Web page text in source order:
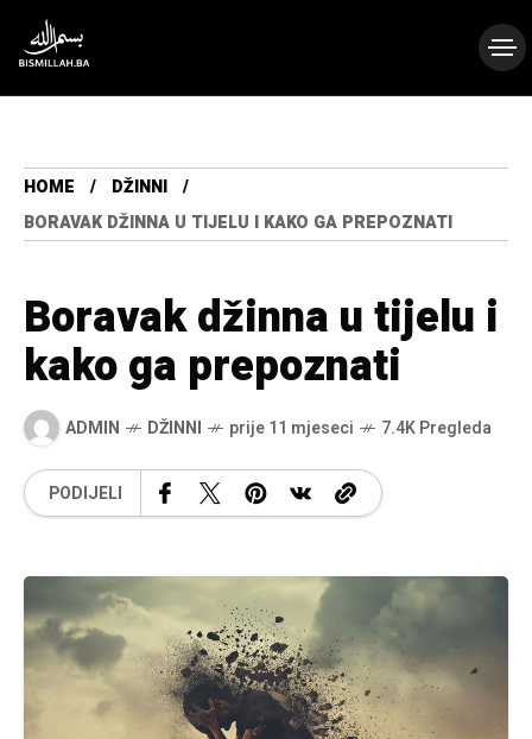
HOME
DŽINNI
BORAVAK DŽINNA U TIJELU I KAKO GA PREPOZNATI
Boravak džinna u tijelu i
kako ga prepoznati
ADMIN DŽINNI prije 11 mjeseci 7.4K Pregleda
PODIJELI